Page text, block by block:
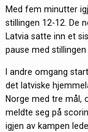
Med fem minutter
stillingen 12-12. De
Latvia satte inn et
pause med stillingen
I andre omgang
det latviske
Norge med tre mål,
meldte seg på
igjen av kampen